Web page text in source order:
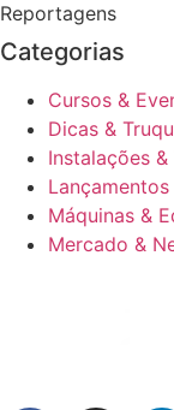
Reportagens
Categorias
Cursos &
Dicas &
Instalações
Máquinas &
Mercado &